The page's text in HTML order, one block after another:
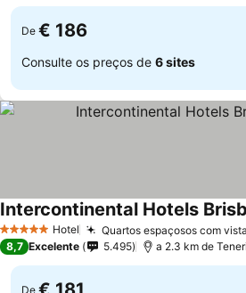
De € 186
Consulte os preços de 6 sites
5 Estrelas Hotel Quartos espaçosos com
Intercontinental Hotels
8,7 Excelente 5.495 a 2.3 km de
De